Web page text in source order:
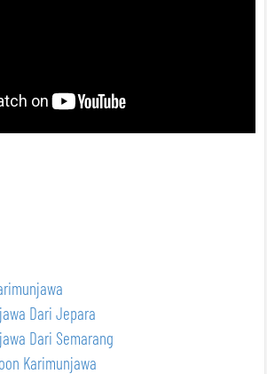
Dari Jepara
Dari Semarang
Karimunjawa